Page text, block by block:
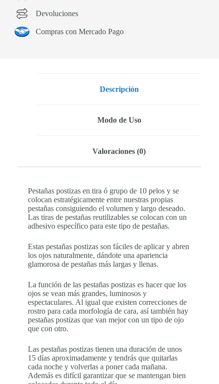
Devoluciones
Compras con Mercado Pago
Descripción
Modo de Uso
Valoraciones (0)
Pestañas postizas en tira ó grupo de 10 pelos y se
colocan estratégicamente entre nuestras propias
pestañas consiguiendo el volumen y largo deseado.
Las tiras de pestañas reutilizables se colocan con un
adhesivo específico para este tipo de pestañas.
Estas pestañas postizas son fáciles de aplicar y abren
los ojos naturalmente, dándote una apariencia
glamorosa de pestañas más largas y llenas.
La función de las pestañas postizas es hacer que los
ojos se vean más grandes, luminosos y
espectaculares. Al igual que existen correcciones de
rostro para cada morfología de cara, así también hay
pestañas postizas que van mejor con un tipo de ojo
que con otro.
Las pestañas postizas tienen una duración de unos
15 días aproximadamente y tendrás que quitarlas
cada noche y volverlas a poner cada mañana.
Además es difícil garantizar que se mantengan bien